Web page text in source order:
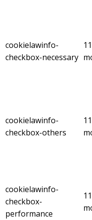
cookielawinfo-
checkbox-necessary
11
cookielawinfo-
checkbox-others
11
cookielawinfo-
checkbox-
performance
11